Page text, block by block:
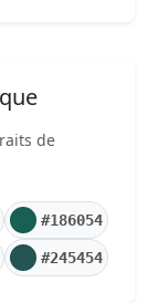
de
#186054
#245454